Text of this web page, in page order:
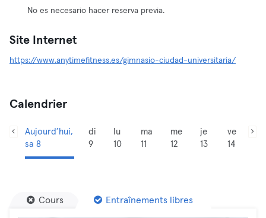
No es necesario hacer reserva previa.
Site Internet
https://www.anytimefitness.es/gimnasio-ciudad-universitaria/
Calendrier
Aujourd’hui,
sa 8
di
9
lu
10
ma
11
me
12
je
13
ve
14
Cours Entraînements libres